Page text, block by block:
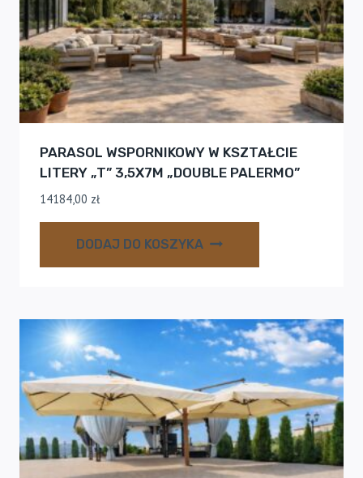
PARASOL WSPORNIKOWY W KSZTAŁCIE
LITERY „T” 3,5X7M „DOUBLE PALERMO”
14184,00 zł
DODAJ DO KOSZYKA